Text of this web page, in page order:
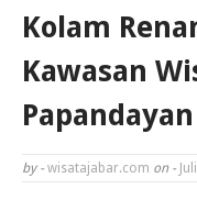
Kolam
Kawasan
Papandayan
by - wisatajabar.com on -